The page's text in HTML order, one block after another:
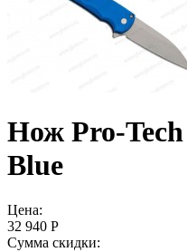
Нож Pro-
Blue
Цена:
32 940 Р
Сумма скидки: